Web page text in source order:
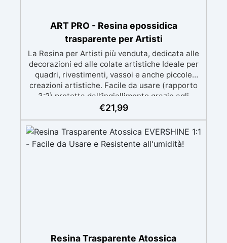
ART PRO - Resina epossidica
trasparente per Artisti
La Resina per Artisti più venduta, dedicata alle
decorazioni ed alle colate artistiche Ideale per
quadri, rivestimenti, vassoi e anche piccole
creazioni artistiche. Facile da usare (rapporto
3:2) protetta dall’ingiallimento grazie agli
speciali filtri UV Formula densa : non cola via,
in 12-24h garantendo una superficie lucida e
brillante
€21,99
Resina Trasparente Atossica